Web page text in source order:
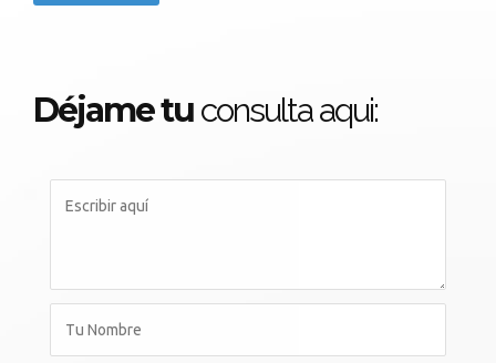
Déjame tu consulta aqui: